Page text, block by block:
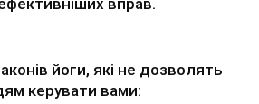
йоги, які не дозволять
керувати вами: